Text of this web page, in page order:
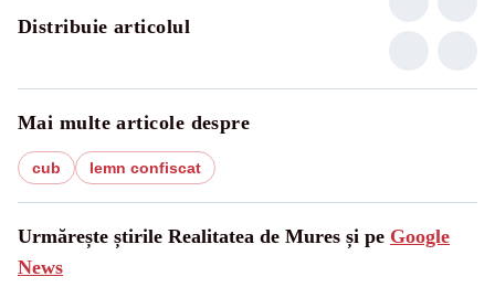
Distribuie articolul
Mai multe articole despre
cub lemn confiscat
Urmărește știrile Realitatea de Mures și pe Google
News